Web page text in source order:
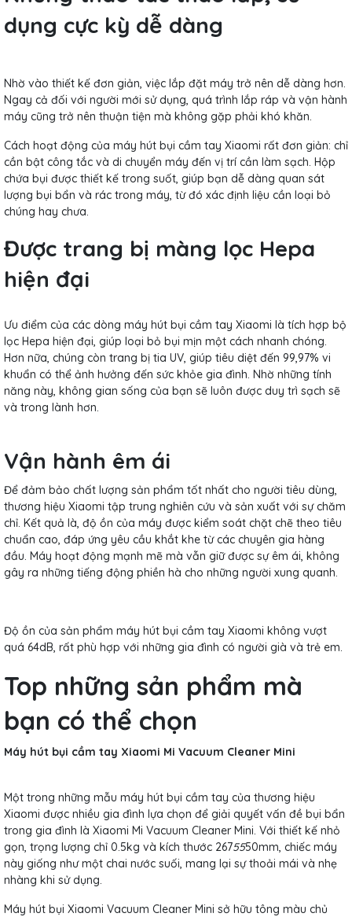
dụng cực kỳ dễ dàng
Nhờ vào thiết kế đơn giản, việc lắp đặt máy trở nên dễ dàng hơn.
Ngay cả đối với người mới sử dụng, quá trình lắp ráp và vận hành
máy cũng trở nên thuận tiện mà không gặp phải khó khăn.
Cách hoạt động của máy hút bụi cầm tay Xiaomi rất đơn giản: chỉ
cần bật công tắc và di chuyển máy đến vị trí cần làm sạch. Hộp
chứa bụi được thiết kế trong suốt, giúp bạn dễ dàng quan sát
lượng bụi bẩn và rác trong máy, từ đó xác định liệu cần loại bỏ
chúng hay chưa.
Được trang bị màng lọc Hepa
hiện đại
Ưu điểm của các dòng máy hút bụi cầm tay Xiaomi là tích hợp bộ
lọc Hepa hiện đại, giúp loại bỏ bụi mịn một cách nhanh chóng.
Hơn nữa, chúng còn trang bị tia UV, giúp tiêu diệt đến 99,97% vi
khuẩn có thể ảnh hưởng đến sức khỏe gia đình. Nhờ những tính
năng này, không gian sống của bạn sẽ luôn được duy trì sạch sẽ
và trong lành hơn.
Vận hành êm ái
Để đảm bảo chất lượng sản phẩm tốt nhất cho người tiêu dùng,
thương hiệu Xiaomi tập trung nghiên cứu và sản xuất với sự chăm
chỉ. Kết quả là, độ ồn của máy được kiểm soát chặt chẽ theo tiêu
chuẩn cao, đáp ứng yêu cầu khắt khe từ các chuyên gia hàng
đầu. Máy hoạt động mạnh mẽ mà vẫn giữ được sự êm ái, không
gây ra những tiếng động phiền hà cho những người xung quanh.
Độ ồn của sản phẩm máy hút bụi cầm tay Xiaomi không vượt
quá 64dB, rất phù hợp với những gia đình có người già và trẻ em.
Top những sản phẩm mà
bạn có thể chọn
Máy hút bụi cầm tay Xiaomi Mi Vacuum Cleaner Mini
Một trong những mẫu máy hút bụi cầm tay của thương hiệu
Xiaomi được nhiều gia đình lựa chọn để giải quyết vấn đề bụi bẩn
trong gia đình là Xiaomi Mi Vacuum Cleaner Mini. Với thiết kế nhỏ
gọn, trọng lượng chỉ 0.5kg và kích thước 2675550mm, chiếc máy
này giống như một chai nước suối, mang lại sự thoải mái và nhẹ
nhàng khi sử dụng.
Máy hút bụi Xiaomi Vacuum Cleaner Mini sở hữu tông màu chủ